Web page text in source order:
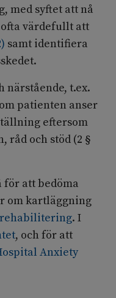
med syftet att nå
värdefullt att
) samt identifiera
t.ex.
patienten anser
eftersom
råd och stöd (2 §
att bedöma
om kartläggning
. I
, och för att
Anxiety